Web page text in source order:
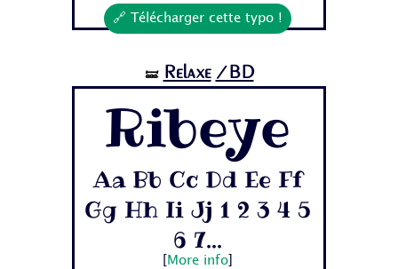
🔗 Télécharger cette typo !
🝛 Relaxe /BD
Ribeye
Aa Bb Cc Dd Ee Ff
Gg Hh Ii Jj 1 2 3 4 5
6 7...
More info]